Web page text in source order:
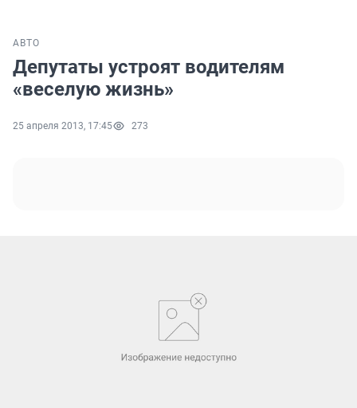
АВТО
Депутаты устроят водителям
«веселую жизнь»
25 апреля 2013, 17:45 273